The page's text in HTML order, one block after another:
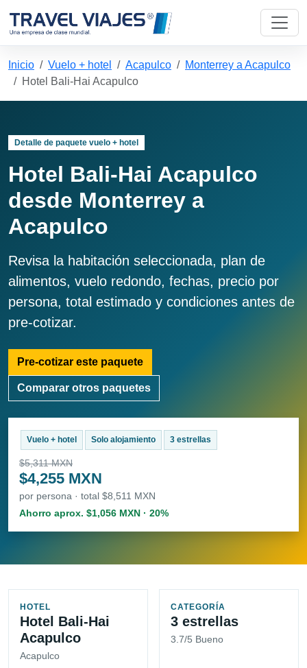
Inicio Vuelo + hotel Acapulco
Monterrey a Acapulco
Hotel Bali-Hai Acapulco
Detalle de paquete vuelo + hotel
Hotel Bali-Hai Acapulco
desde Monterrey a
Acapulco
Revisa la habitación seleccionada, plan de
alimentos, vuelo redondo, fechas, precio por
persona, total estimado y condiciones antes de
pre-cotizar.
Pre-cotizar este paquete
Comparar otros paquetes
Vuelo + hotel Solo alojamiento 3 estrellas
$5,311 MXN
$4,255 MXN
por persona · total $8,511 MXN
Ahorro aprox. $1,056 MXN · 20%
HOTEL
Hotel Bali-Hai
Acapulco
Acapulco
CATEGORÍA
3 estrellas
3.7/5 Bueno